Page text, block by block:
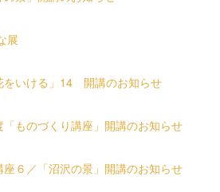
展
をいける」14 開講のお知らせ
「ものづくり講座」開講のお知らせ
座６／「沼沢の景」開講のお知らせ